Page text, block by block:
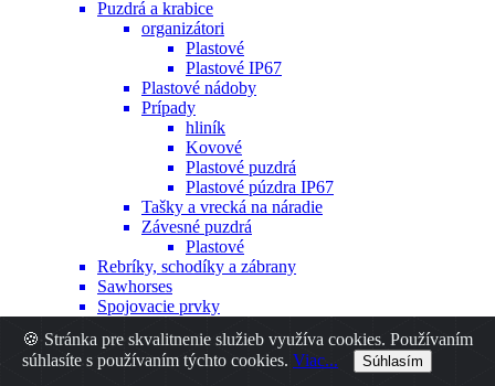
🍪 Stránka pre skvalitnenie služieb využíva cookies. Používaním
súhlasíte s používaním týchto cookies. Viac... Súhlasím
Puzdrá a krabice
organizátori
Plastové
Plastové IP67
Plastové nádoby
Prípady
hliník
Kovové
Plastové puzdrá
Plastové púzdra IP67
Tašky a vrecká na náradie
Závesné puzdrá
Plastové
Rebríky, schodíky a zábrany
Sawhorses
Spojovacie prvky
Iné
Nity